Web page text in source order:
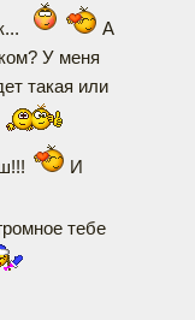
А
У меня
такая или
И
тебе